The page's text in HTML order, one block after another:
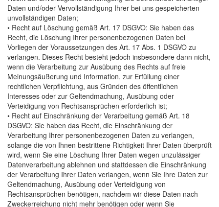
Daten und/oder Vervollständigung Ihrer bei uns gespeicherten
unvollständigen Daten;
• Recht auf Löschung gemäß Art. 17 DSGVO: Sie haben das
Recht, die Löschung Ihrer personenbezogenen Daten bei
Vorliegen der Voraussetzungen des Art. 17 Abs. 1 DSGVO zu
verlangen. Dieses Recht besteht jedoch insbesondere dann nicht,
wenn die Verarbeitung zur Ausübung des Rechts auf freie
Meinungsäußerung und Information, zur Erfüllung einer
rechtlichen Verpflichtung, aus Gründen des öffentlichen
Interesses oder zur Geltendmachung, Ausübung oder
Verteidigung von Rechtsansprüchen erforderlich ist;
• Recht auf Einschränkung der Verarbeitung gemäß Art. 18
DSGVO: Sie haben das Recht, die Einschränkung der
Verarbeitung Ihrer personenbezogenen Daten zu verlangen,
solange die von Ihnen bestrittene Richtigkeit Ihrer Daten überprüft
wird, wenn Sie eine Löschung Ihrer Daten wegen unzulässiger
Datenverarbeitung ablehnen und stattdessen die Einschränkung
der Verarbeitung Ihrer Daten verlangen, wenn Sie Ihre Daten zur
Geltendmachung, Ausübung oder Verteidigung von
Rechtsansprüchen benötigen, nachdem wir diese Daten nach
Zweckerreichung nicht mehr benötigen oder wenn Sie